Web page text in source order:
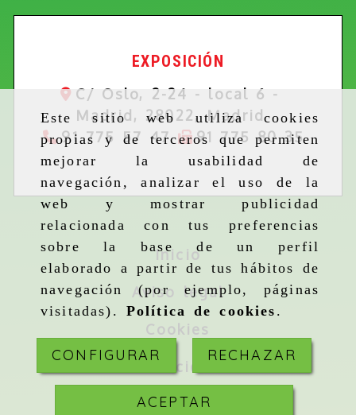
Este sitio web utiliza cookies
propias y de terceros que permiten
mejorar la usabilidad de
navegación, analizar el uso de la
web y mostrar publicidad
relacionada con tus preferencias
sobre la base de un perfil
elaborado a partir de tus hábitos de
navegación (por ejemplo, páginas
visitadas). Política de cookies .
CONFIGURAR RECHAZAR
ACEPTAR
EXPOSICIÓN
C/ Oslo, 2-24 - local 6 -
Madrid, 28022,Madrid
91 775 57 47
91 775 80 35
Inicio
Aviso legal
Cookies
Privacidad